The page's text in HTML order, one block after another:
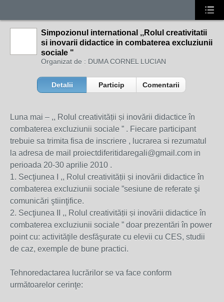
Simpozionul international ,,Rolul creativitatii
si inovarii didactice in combaterea excluziunii
sociale "
Organizat de : DUMA CORNEL LUCIAN
Detalii Particip Comentarii
Luna mai – ,, Rolul creativității și inovării didactice în
combaterea excluziunii sociale ” . Fiecare participant
trebuie sa trimita fisa de inscriere , lucrarea si rezumatul
la adresa de mail proiectdiferitidaregali@gmail.com in
perioada 20-30 aprilie 2010 .
1. Secţiunea I ,, Rolul creativității și inovării didactice în
combaterea excluziunii sociale ”sesiune de referate şi
comunicări ştiinţifice.
2. Secţiunea II ,, Rolul creativității și inovării didactice în
combaterea excluziunii sociale ” doar prezentări în power
point cu: activităţile desfăşurate cu elevii cu CES, studii
de caz, exemple de bune practici.
Tehnoredactarea lucrărilor se va face conform
următoarelor cerinţe: